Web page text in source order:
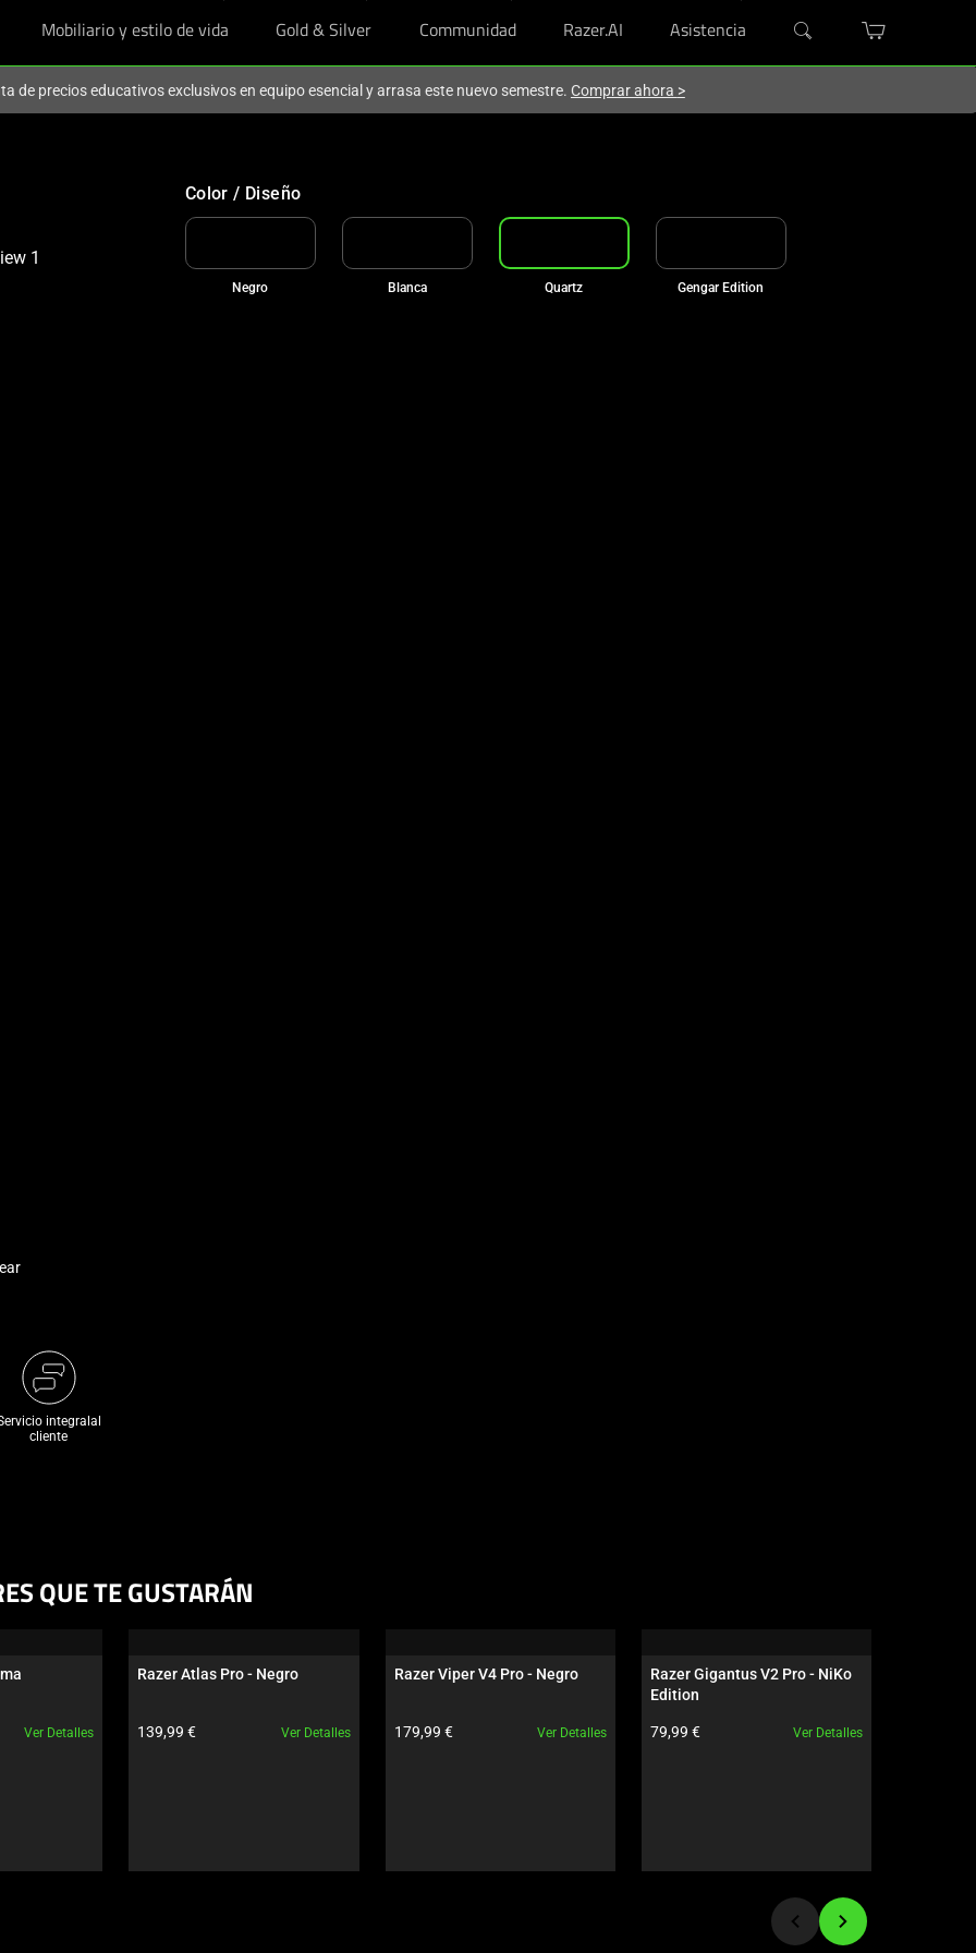
Mobiliario y estilo de vida Gold & Silver Communidad Razer.AI Asistencia
de precios educativos exclusivos en equipo esencial y arrasa este nuevo semestre. Comprar ahora >
integralal
cliente
Color / Diseño
Negro Blanca Quartz Gengar Edition
QUE TE GUSTARÁN
Ver Detalles
Razer Atlas Pro - Negro
Precio del producto:
139,99 € Ver Detalles
Razer Viper V4 Pro - Negro
Precio del producto:
179,99 € Ver Detalles
Razer Gigantus V2 Pro - NiKo
Edition
Precio del producto:
79,99 € Ver Detalles